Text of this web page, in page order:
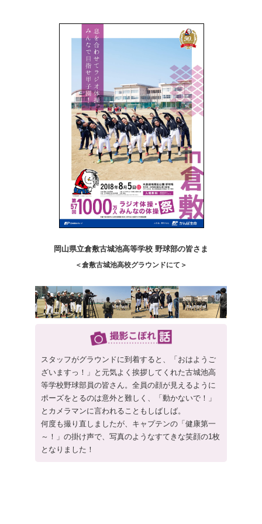
岡山県立倉敷古城池高等学校 野球部の皆さま
＜倉敷古城池高校グラウンドにて＞
スタッフがグラウンドに到着すると、「おはようご
ざいますっ！」と元気よく挨拶してくれた古城池高
等学校野球部員の皆さん。全員の顔が見えるように
ポーズをとるのは意外と難しく、「動かないで！」
とカメラマンに言われることもしばしば。
何度も撮り直しましたが、キャプテンの「健康第一
～！」の掛け声で、写真のようなすてきな笑顔の1枚
となりました！